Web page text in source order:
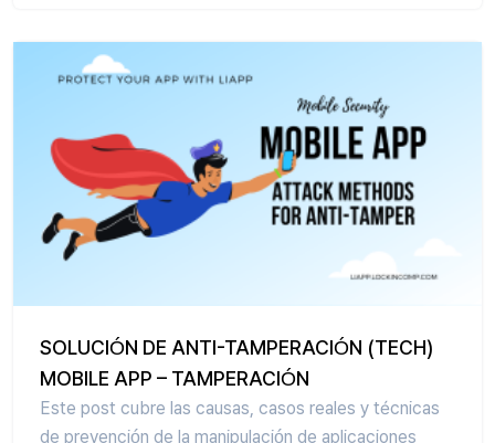
SOLUCIÓN DE ANTI-TAMPERACIÓN (TECH)
MOBILE APP – TAMPERACIÓN
Este post cubre las causas, casos reales y técnicas
de prevención de la manipulación de aplicaciones